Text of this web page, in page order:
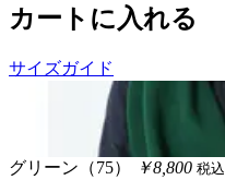
カートに入れる
サイズガイド
グリーン（75） ￥8,800 税込